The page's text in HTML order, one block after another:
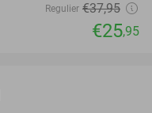
Regulier €37,95
€25,95